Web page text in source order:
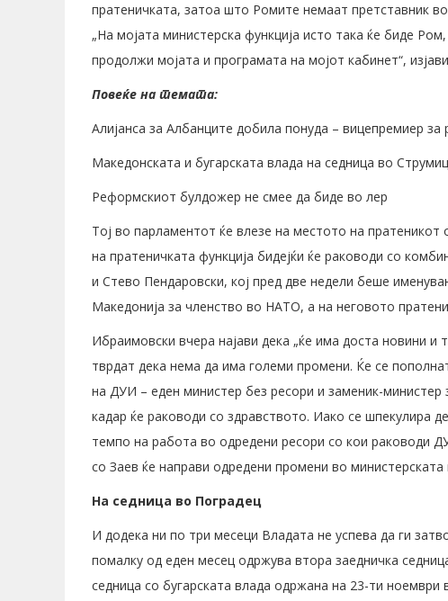
пратеничката, затоа што Ромите немаат претставник
„На мојата министерска функција исто така ќе биде
продолжи мојата и програмата на мојот кабинет“,
Повеќе на темата:
Алијанса за Албанците добила понуда – вицепремиер
Македонската и бугарската влада на седница во
Реформскиот булдожер не смее да биде во лер
Тој во парламентот ќе влезе на местото на
на пратеничката функција бидејќи ќе раководи со
и Стево Пендаровски, кој пред две недели беше
Македонија за членство во НАТО, а на неговото
Ибраимовски вчера најави дека „ќе има доста новини
тврдат дека нема да има големи промени. Ќе се
на ДУИ – еден министер без ресори и заменик-министер
кадар ќе раководи со здравството. Иако се шпекулира
темпо на работа во одредени ресори со кои раководи
со Заев ќе направи одредени промени во министерската
На седница во Поградец
И додека ни по три месеци Владата не успева да ги
помалку од еден месец одржува втора заедничка
седница со бугарската влада одржана на 23-ти